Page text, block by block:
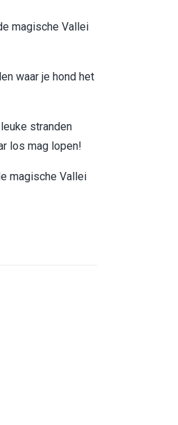
magische Vallei
waar je hond het
stranden
los mag lopen!
magische Vallei